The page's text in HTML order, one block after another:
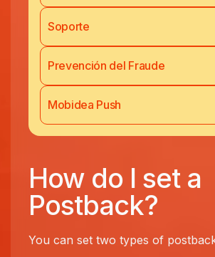
Soporte
Prevención del Fraude
Mobidea Push
How do I set a
Postback?
You can set two types of